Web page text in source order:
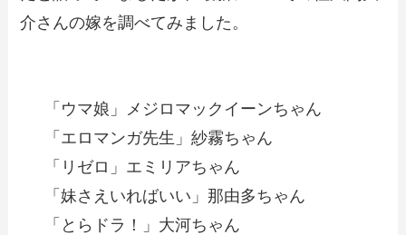
介さんの嫁を調べてみました。
「ウマ娘」メジロマックイーンちゃん
「エロマンガ先生」紗霧ちゃん
「リゼロ」エミリアちゃん
「妹さえいればいい」那由多ちゃん
「とらドラ！」大河ちゃん